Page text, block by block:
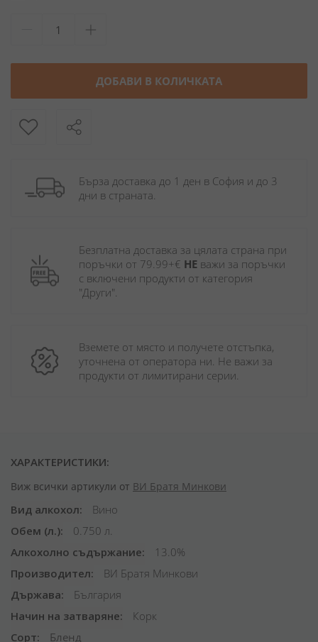
ДОБАВИ В КОЛИЧКАТА
Бърза доставка до 1 ден в София и до 3
дни в страната.
Безплатна доставка за цялата страна при
поръчки от 79.99+€ НЕ важи за поръчки
с включени продукти от категория
"Други".
Вземете от място и получете отстъпка,
уточнена от оператора ни. Не важи за
продукти от лимитирани серии.
ХАРАКТЕРИСТИКИ:
Виж всички артикули от ВИ Братя Минкови
Вид алкохол
Вино
Обем (л.)
0.750 л.
Алкохолно съдържание
13.0%
Производител
ВИ Братя Минкови
Държава
България
Начин на затваряне
Корк
Сорт
Бленд